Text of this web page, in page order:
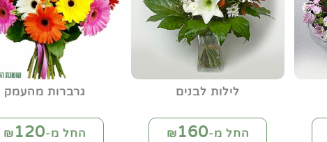
לילות לבנים
החל מ-₪160
גרברות מהעמק
החל מ-₪120